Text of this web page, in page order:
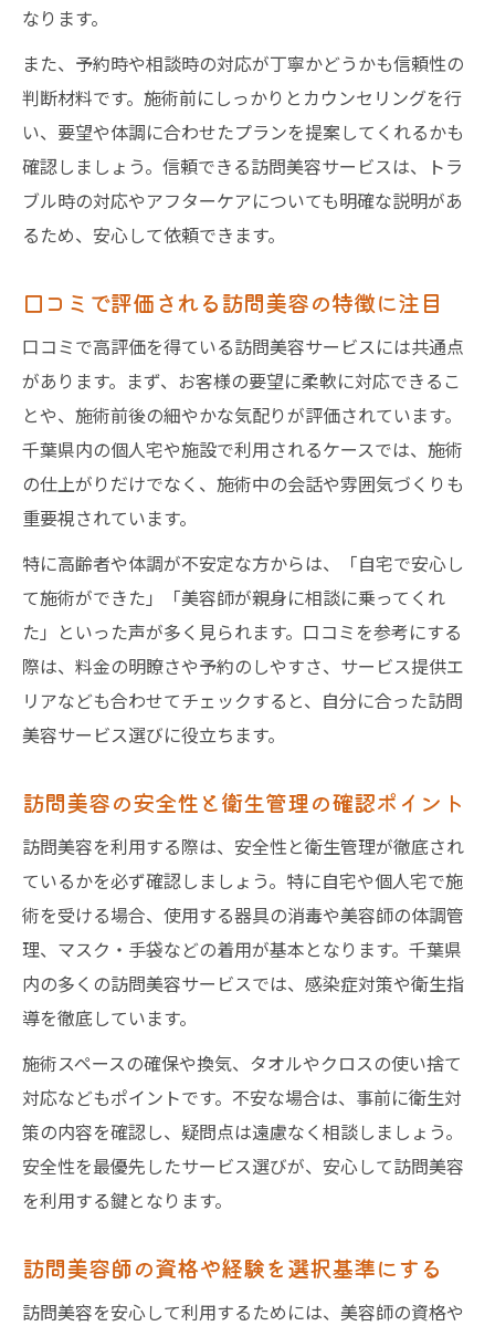
なります。
また、予約時や相談時の対応が丁寧かどうかも信頼性の
判断材料です。施術前にしっかりとカウンセリングを行
い、要望や体調に合わせたプランを提案してくれるかも
確認しましょう。信頼できる訪問美容サービスは、トラ
ブル時の対応やアフターケアについても明確な説明があ
るため、安心して依頼できます。
口コミで評価される訪問美容の特徴に注目
口コミで高評価を得ている訪問美容サービスには共通点
があります。まず、お客様の要望に柔軟に対応できるこ
とや、施術前後の細やかな気配りが評価されています。
千葉県内の個人宅や施設で利用されるケースでは、施術
の仕上がりだけでなく、施術中の会話や雰囲気づくりも
重要視されています。
特に高齢者や体調が不安定な方からは、「自宅で安心し
て施術ができた」「美容師が親身に相談に乗ってくれ
た」といった声が多く見られます。口コミを参考にする
際は、料金の明瞭さや予約のしやすさ、サービス提供エ
リアなども合わせてチェックすると、自分に合った訪問
美容サービス選びに役立ちます。
訪問美容の安全性と衛生管理の確認ポイント
訪問美容を利用する際は、安全性と衛生管理が徹底され
ているかを必ず確認しましょう。特に自宅や個人宅で施
術を受ける場合、使用する器具の消毒や美容師の体調管
理、マスク・手袋などの着用が基本となります。千葉県
内の多くの訪問美容サービスでは、感染症対策や衛生指
導を徹底しています。
施術スペースの確保や換気、タオルやクロスの使い捨て
対応などもポイントです。不安な場合は、事前に衛生対
策の内容を確認し、疑問点は遠慮なく相談しましょう。
安全性を最優先したサービス選びが、安心して訪問美容
を利用する鍵となります。
訪問美容師の資格や経験を選択基準にする
訪問美容を安心して利用するためには、美容師の資格や